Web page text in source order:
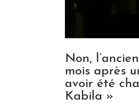
Non,
mois après
avoir été
Kabila »